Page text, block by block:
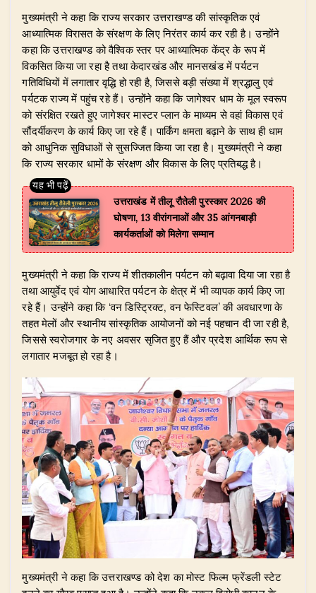
​मुख्यमंत्री ने कहा कि राज्य सरकार उत्तराखण्ड की सांस्कृतिक एवं
आध्यात्मिक विरासत के संरक्षण के लिए निरंतर कार्य कर रही है। उन्होंने
कहा कि उत्तराखण्ड को वैश्विक स्तर पर आध्यात्मिक केंद्र के रूप में
विकसित किया जा रहा है तथा केदारखंड और मानसखंड में पर्यटन
गतिविधियों में लगातार वृद्धि हो रही है, जिससे बड़ी संख्या में श्रद्धालु एवं
पर्यटक राज्य में पहुंच रहे हैं। उन्होंने कहा कि जागेश्वर धाम के मूल स्वरूप
को संरक्षित रखते हुए जागेश्वर मास्टर प्लान के माध्यम से वहां विकास एवं
सौंदर्यीकरण के कार्य किए जा रहे हैं। पार्किंग क्षमता बढ़ाने के साथ ही धाम
को आधुनिक सुविधाओं से सुसज्जित किया जा रहा है। मुख्यमंत्री ने कहा
कि राज्य सरकार धामों के संरक्षण और विकास के लिए प्रतिबद्ध है।
उत्तराखंड में तीलू रौतेली पुरस्कार 2026 की
घोषणा, 13 वीरांगनाओं और 35 आंगनबाड़ी
कार्यकर्ताओं को मिलेगा सम्मान
​मुख्यमंत्री ने कहा कि राज्य में शीतकालीन पर्यटन को बढ़ावा दिया जा रहा है
तथा आयुर्वेद एवं योग आधारित पर्यटन के क्षेत्र में भी व्यापक कार्य किए जा
रहे हैं। उन्होंने कहा कि ‘वन डिस्ट्रिक्ट, वन फेस्टिवल’ की अवधारणा के
तहत मेलों और स्थानीय सांस्कृतिक आयोजनों को नई पहचान दी जा रही है,
जिससे स्वरोजगार के नए अवसर सृजित हुए हैं और प्रदेश आर्थिक रूप से
लगातार मजबूत हो रहा है।
​मुख्यमंत्री ने कहा कि उत्तराखण्ड को देश का मोस्ट फिल्म फ्रेंडली स्टेट